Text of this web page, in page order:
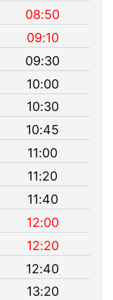
08:50
09:10
09:30
10:00
10:30
10:45
11:00
11:20
11:40
12:00
12:20
12:40
13:20